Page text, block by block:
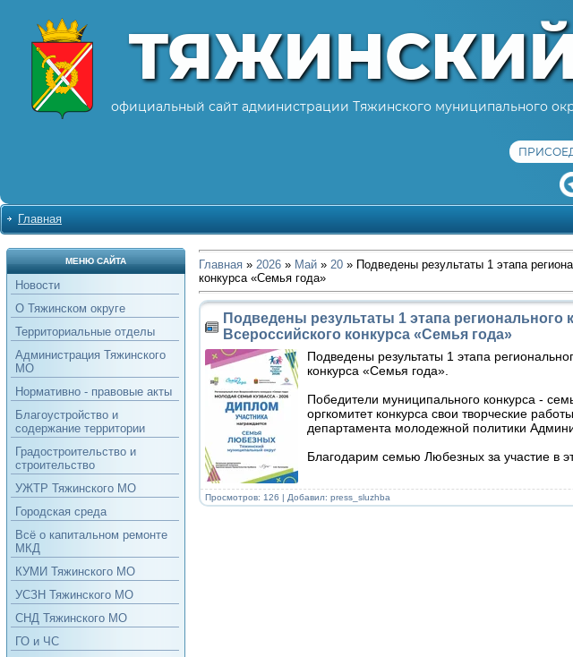
официальный сайт администрации Тяжинского муниципального
Главная
МЕНЮ САЙТА
Новости
О Тяжинском округе
Территориальные отделы
Администрация Тяжинского
МО
Нормативно - правовые акты
Благоустройство и
содержание территории
Градостроительство и
строительство
УЖТР Тяжинского МО
Городская среда
Всё о капитальном ремонте
МКД
КУМИ Тяжинского МО
УСЗН Тяжинского МО
СНД Тяжинского МО
ГО и ЧС
Главная» 2026 » Май » 20» Подведены результаты 1 этапа
конкурса «Семья года»
Подведены результаты 1 этапа регионального
Всероссийского конкурса «Семья года»
Подведены результаты 1 этапа
конкурса «Семья года».
Победители муниципального конкурса -
оргкомитет конкурса свои творческие
департамента молодежной политики
Благодарим семью Любезных за участие в
Просмотров: 126 | Добавил: press_sluzhba